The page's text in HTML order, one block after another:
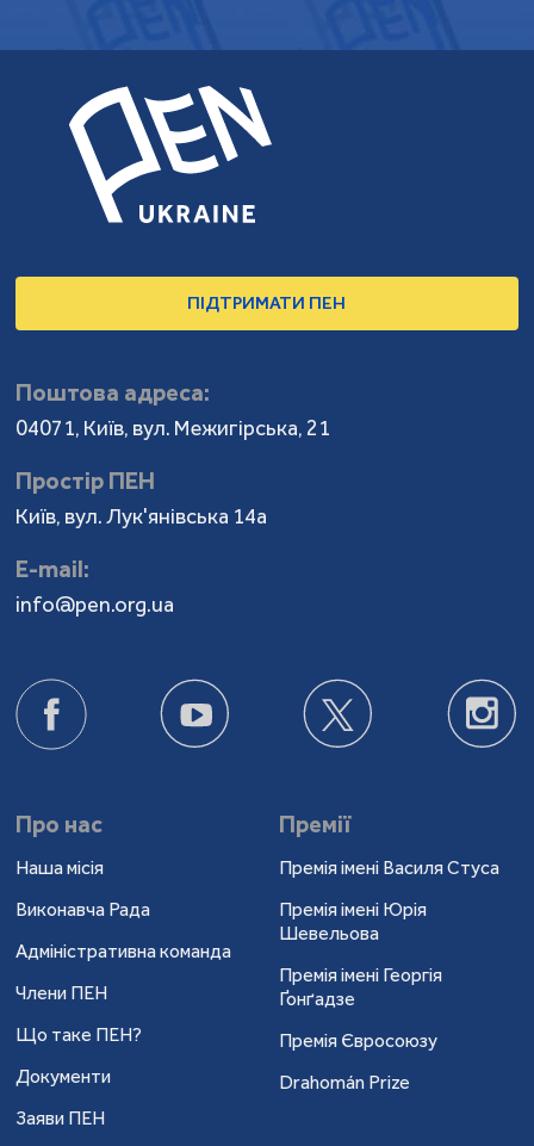
ПІДТРИМАТИ ПЕН
Поштова адреса:
04071, Київ, вул. Межигірська, 21
Простір ПЕН
Київ, вул. Лук'янівська 14а
Е-mail:
info@pen.org.ua
Про нас
Наша місія
Виконавча Рада
Адміністративна команда
Члени ПЕН
Що таке ПЕН?
Документи
Заяви ПЕН
Премії
Премія імені Василя Стуса
Премія імені Юрія
Шевельова
Премія імені Георгія
Ґонґадзе
Премія Євросоюзу
Drahomán Prize